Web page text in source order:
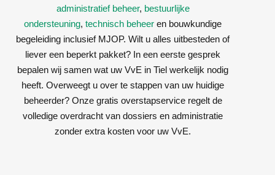
administratief beheer, bestuurlijke
ondersteuning, technisch beheer en bouwkundige
begeleiding inclusief MJOP. Wilt u alles uitbesteden of
liever een beperkt pakket? In een eerste gesprek
bepalen wij samen wat uw VvE in Tiel werkelijk nodig
heeft. Overweegt u over te stappen van uw huidige
beheerder? Onze gratis overstapservice regelt de
volledige overdracht van dossiers en administratie
zonder extra kosten voor uw VvE.